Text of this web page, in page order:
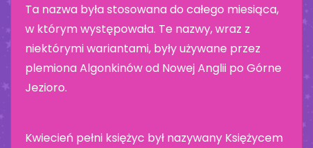
Ta nazwa była stosowana do całego miesiąca,
w którym występowała. Te nazwy, wraz z
niektórymi wariantami, były używane przez
plemiona Algonkinów od Nowej Anglii po Górne
Jezioro.
Kwiecień pełni księżyc był nazywany Księżycem